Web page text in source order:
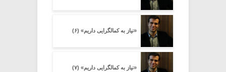
«نیاز به کمالگرایی داریم» (۶)
«نیاز به کمالگرایی داریم» (۷)